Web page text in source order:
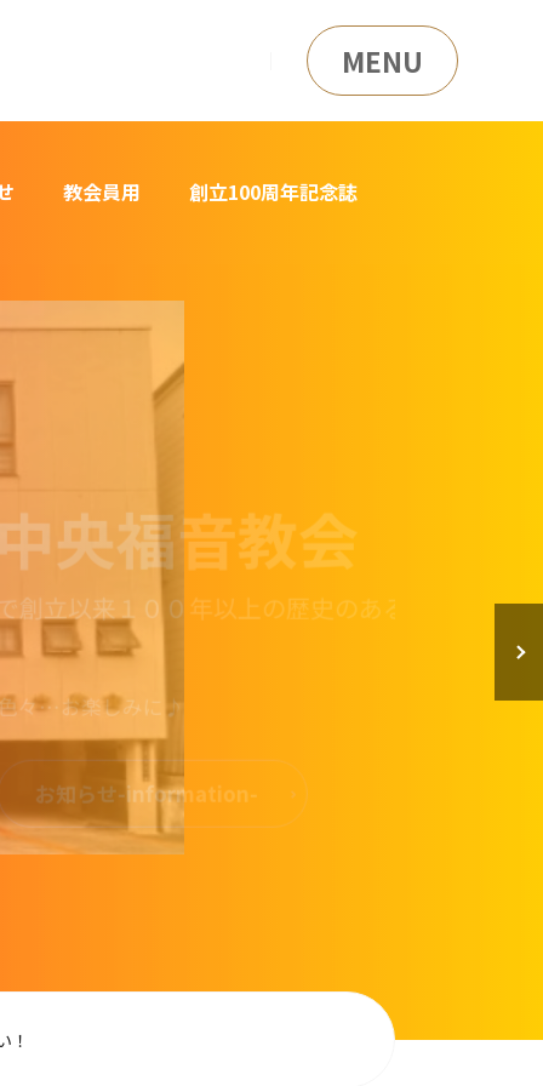
MENU
教会員用 創立100周年記念誌
福音教会
１００年以上の歴史のある教
せ-information-
！